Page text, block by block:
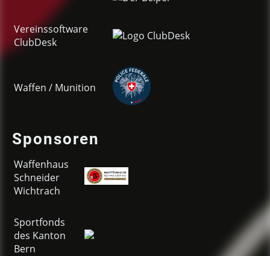
Vereinssoftware
ClubDesk
Waffen / Munition
Sponsoren
Waffenhaus
Schneider
Wichtrach
Sportfonds
des Kanton
Bern